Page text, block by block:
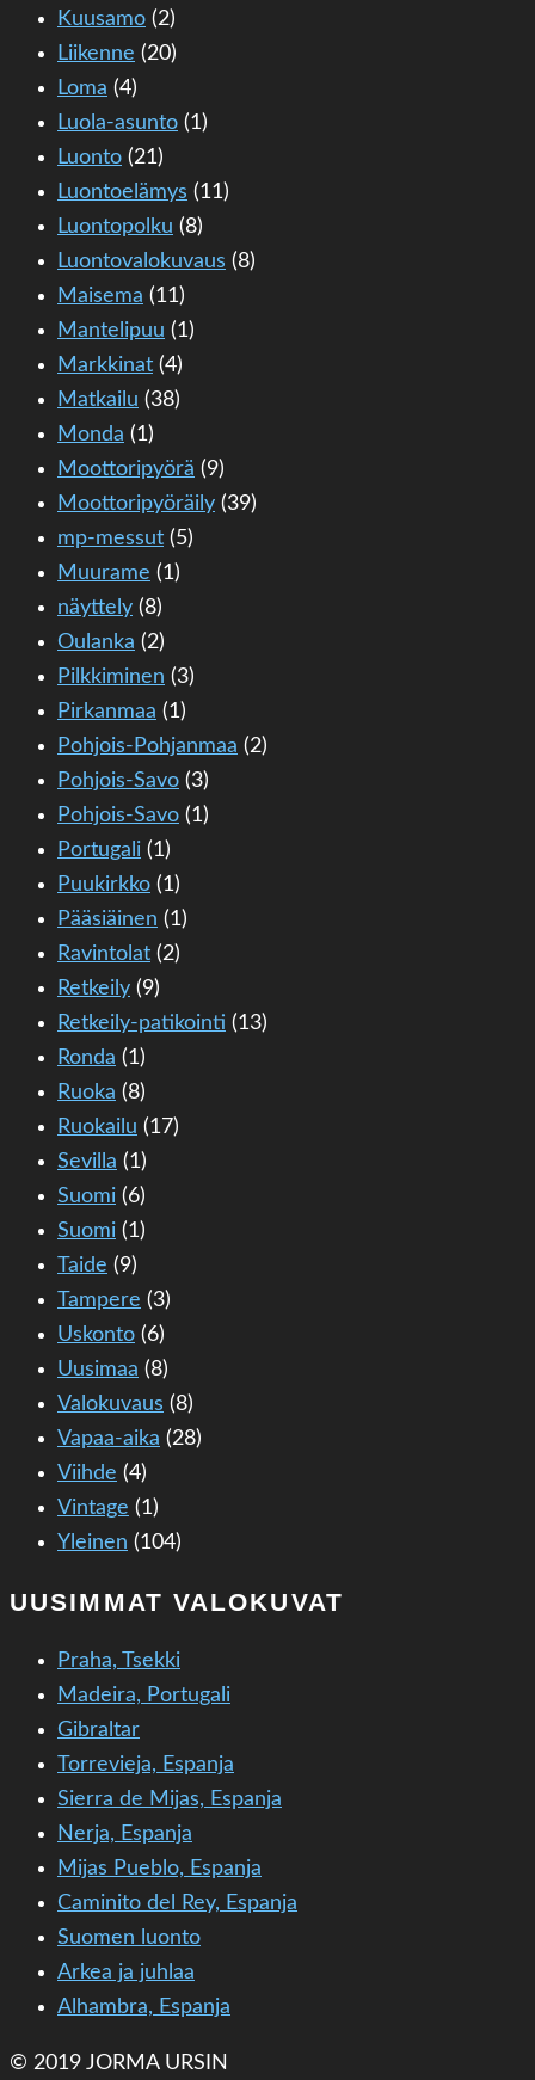
Kuusamo (2)
Liikenne (20)
Loma (4)
Luola-asunto (1)
Luonto (21)
Luontoelämys (11)
Luontopolku (8)
Luontovalokuvaus (8)
Maisema (11)
Mantelipuu (1)
Markkinat (4)
Matkailu (38)
Monda (1)
Moottoripyörä (9)
Moottoripyöräily (39)
mp-messut (5)
Muurame (1)
näyttely (8)
Oulanka (2)
Pilkkiminen (3)
Pirkanmaa (1)
Pohjois-Pohjanmaa (2)
Pohjois-Savo (3)
Pohjois-Savo (1)
Portugali (1)
Puukirkko (1)
Pääsiäinen (1)
Ravintolat (2)
Retkeily (9)
Retkeily-patikointi (13)
Ronda (1)
Ruoka (8)
Ruokailu (17)
Sevilla (1)
Suomi (6)
Suomi (1)
Taide (9)
Tampere (3)
Uskonto (6)
Uusimaa (8)
Valokuvaus (8)
Vapaa-aika (28)
Viihde (4)
Vintage (1)
Yleinen (104)
UUSIMMAT VALOKUVAT
Praha, Tsekki
Madeira, Portugali
Gibraltar
Torrevieja, Espanja
Sierra de Mijas, Espanja
Nerja, Espanja
Mijas Pueblo, Espanja
Caminito del Rey, Espanja
Suomen luonto
Arkea ja juhlaa
Alhambra, Espanja
© 2019 JORMA URSIN